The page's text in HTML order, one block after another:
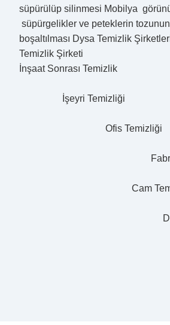
süpürülüp silinmesi Mobilya
süpürgelikler ve peteklerin tozunun
boşaltılması Dysa Temizlik
Temizlik
İnşaat Sonrası
İşeyri
Ofis
Fabrika
Cam
Dolu Ev